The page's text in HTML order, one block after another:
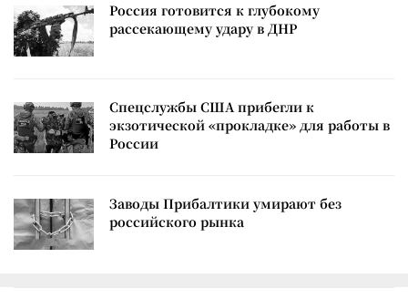
Россия готовится к глубокому
рассекающему удару в ДНР
Спецслужбы США прибегли к
экзотической «прокладке» для работы в
России
Заводы Прибалтики умирают без
российского рынка